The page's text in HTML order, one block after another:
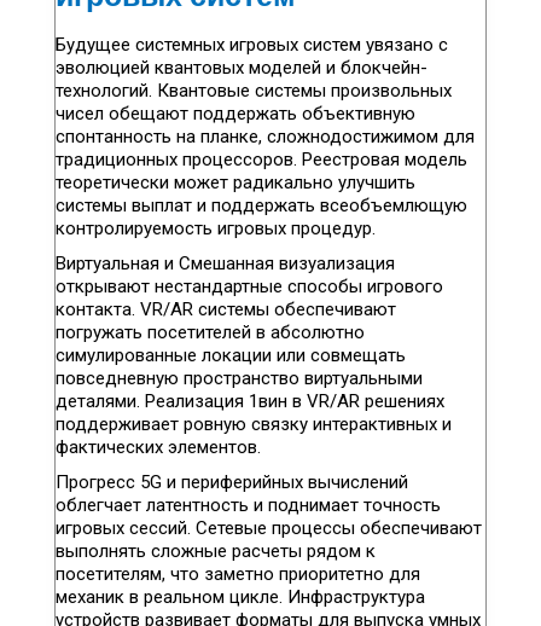
Будущее системных игровых систем увязано с
эволюцией квантовых моделей и блокчейн-
технологий. Квантовые системы произвольных
чисел обещают поддержать объективную
спонтанность на планке, сложнодостижимом для
традиционных процессоров. Реестровая модель
теоретически может радикально улучшить
системы выплат и поддержать всеобъемлющую
контролируемость игровых процедур.
Виртуальная и Смешанная визуализация
открывают нестандартные способы игрового
контакта. VR/AR системы обеспечивают
погружать посетителей в абсолютно
симулированные локации или совмещать
повседневную пространство виртуальными
деталями. Реализация 1вин в VR/AR решениях
поддерживает ровную связку интерактивных и
фактических элементов.
Прогресс 5G и периферийных вычислений
облегчает латентность и поднимает точность
игровых сессий. Сетевые процессы обеспечивают
выполнять сложные расчеты рядом к
посетителям, что заметно приоритетно для
механик в реальном цикле. Инфраструктура
устройств развивает форматы для выпуска умных